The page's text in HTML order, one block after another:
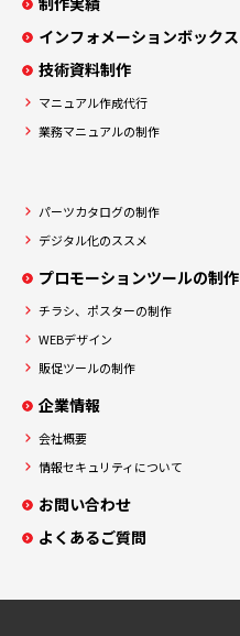
インフォメーションボックス
技術資料制作
マニュアル作成代行
業務マニュアルの制作
パーツカタログの制作
デジタル化のススメ
プロモーションツールの制作
チラシ、ポスターの制作
WEBデザイン
販促ツールの制作
企業情報
会社概要
情報セキュリティについて
お問い合わせ
よくあるご質問